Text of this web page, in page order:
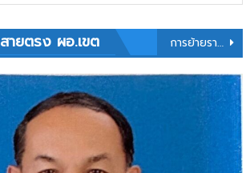
การย้ายราชการครูและบุคลากรทางการศึกษา ตำแหน่งครู ประจำปี พ.ศ. 2569 รอบที่ 1 (เพิ่มเติม)
สายตรง ผอ.เขต